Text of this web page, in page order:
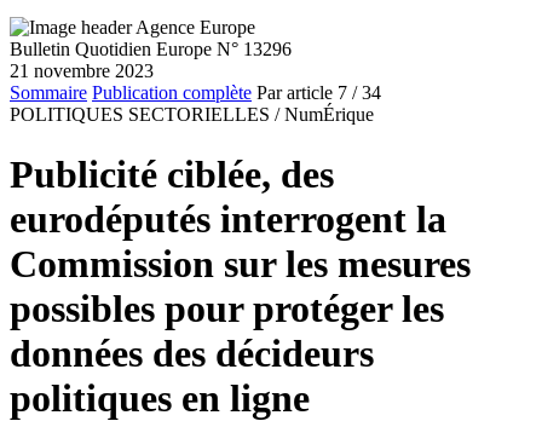
Bulletin Quotidien Europe N° 13296
21 novembre 2023
Sommaire Publication complète Par article 7 / 34
POLITIQUES SECTORIELLES / NumÉrique
Publicité ciblée, des
eurodéputés interrogent la
Commission sur les mesures
possibles pour protéger les
données des décideurs
politiques en ligne